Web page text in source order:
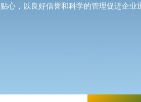
心，以良好信誉和科学的管理促进企业